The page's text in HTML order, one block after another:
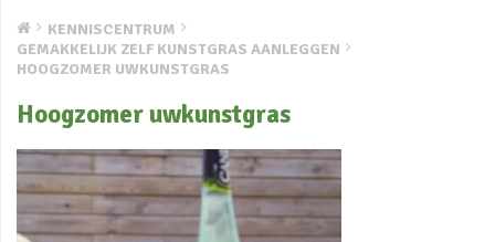
KENNISCENTRUM
GEMAKKELIJK ZELF KUNSTGRAS AANLEGGEN
HOOGZOMER UWKUNSTGRAS
Hoogzomer uwkunstgras